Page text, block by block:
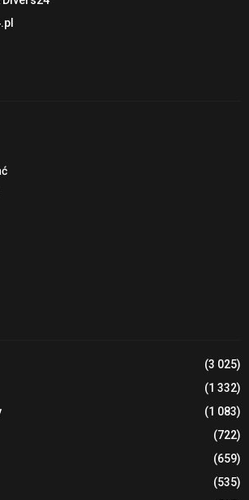
(3 025)
(1 332)
(1 083)
(722)
(659)
(535)